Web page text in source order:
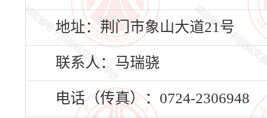
地址：荆门市象山大道21号
联系人：马瑞骁
电话（传真）：0724-2306948